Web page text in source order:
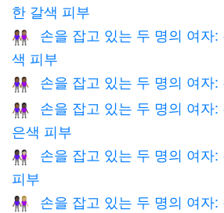
한 갈색 피부
👩🏾‍🤝‍👩🏽
손을 잡고 있는 두 명의 여자
색 피부
👭🏾 손을 잡고 있는 두 명의 여자:
👩🏾‍🤝‍👩🏿
손을 잡고 있는 두 명의 여자:
은색 피부
👩🏿‍🤝‍👩🏻
손을 잡고 있는 두 명의 여자
피부
👩🏿‍🤝‍👩🏼
손을 잡고 있는 두 명의 여자